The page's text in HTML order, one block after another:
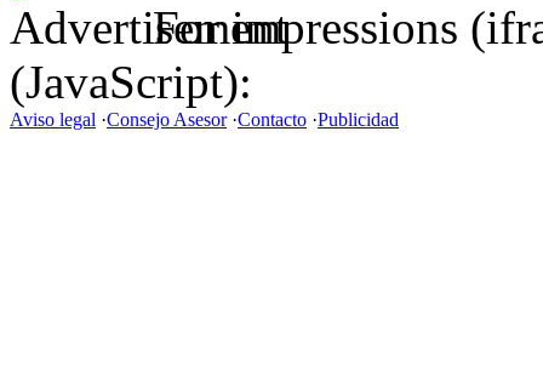
For impressions
(JavaScript):
Aviso legal ·Consejo Asesor·Contacto ·Publicidad